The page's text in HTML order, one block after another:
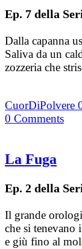
Ep. 7 della
Dalla capanna
Saliva da un
zozzeria che
CuorDiPolvere
0 Comments
La Fuga
Ep. 2 della
Il grande
che si tenevano
e giù fino al